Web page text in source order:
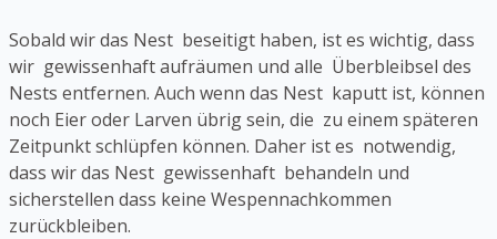
Sobald wir das Nest beseitigt haben, ist es wichtig, dass
wir gewissenhaft aufräumen und alle Überbleibsel des
Nests entfernen. Auch wenn das Nest kaputt ist, können
noch Eier oder Larven übrig sein, die zu einem späteren
Zeitpunkt schlüpfen können. Daher ist es notwendig,
dass wir das Nest gewissenhaft behandeln und
sicherstellen dass keine Wespennachkommen
zurückbleiben.